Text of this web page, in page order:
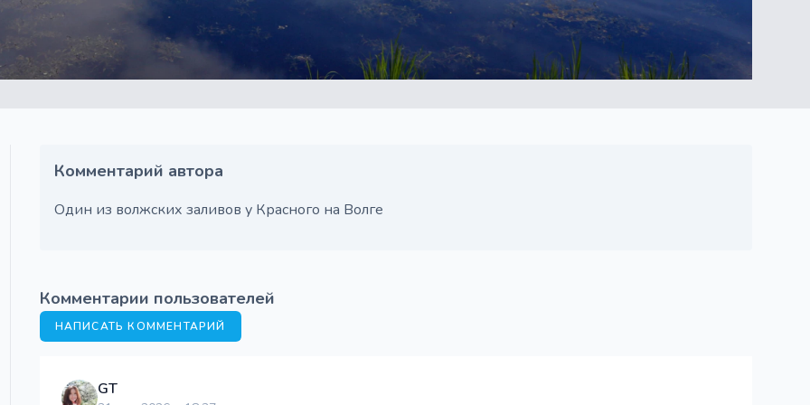
Комментарий автора
Один из волжских заливов у Красного на Волге
Комментарии пользователей
НАПИСАТЬ КОММЕНТАРИЙ
GT